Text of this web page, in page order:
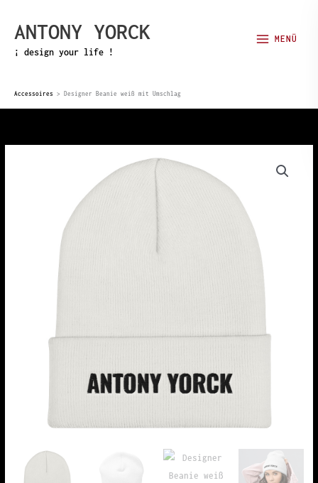
InhaltANTONY YORCK
¡ design your life !
MENÜ
Accessoires > Designer Beanie weiß mit Umschlag